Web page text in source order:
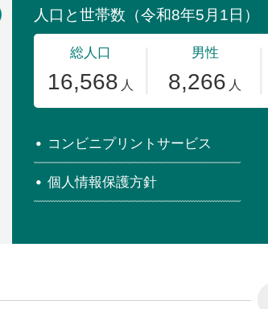
コンビニプリントサービス
個人情報保護方針